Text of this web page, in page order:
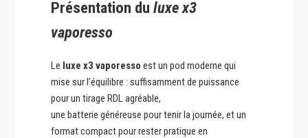
Présentation duluxe x3
vaporesso
Le luxe x3 vaporesso est un pod moderne qui
mise sur l’équilibre : suffisamment de puissance
pour un tirage RDL agréable,
une batterie généreuse pour tenir la journée, et un
format compact pour rester pratique en